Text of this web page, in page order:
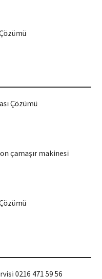
Çözümü
çamaşır makinesi
0216 471 59 56